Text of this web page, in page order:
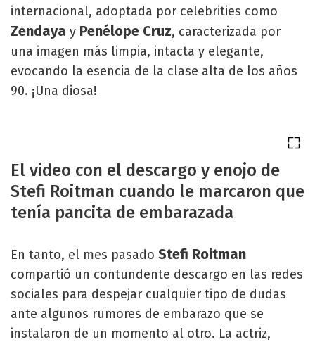
internacional, adoptada por celebrities como
Zendaya y Penélope Cruz, caracterizada por
una imagen más limpia, intacta y elegante,
evocando la esencia de la clase alta de los años
90. ¡Una diosa!
El video con el descargo y enojo de
Stefi Roitman cuando le marcaron que
tenía pancita de embarazada
En tanto, el mes pasado Stefi Roitman
compartió un contundente descargo en las redes
sociales para despejar cualquier tipo de dudas
ante algunos rumores de embarazo que se
instalaron de un momento al otro. La actriz,